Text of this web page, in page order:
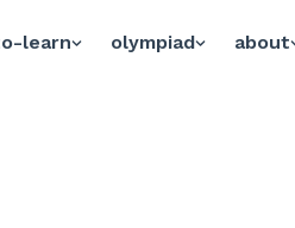
learn olympiad about